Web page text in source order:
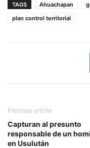
TAGS Ahuachapan
plan control territorial
Previous article
Capturan al presunto
responsable de un
en Usulután